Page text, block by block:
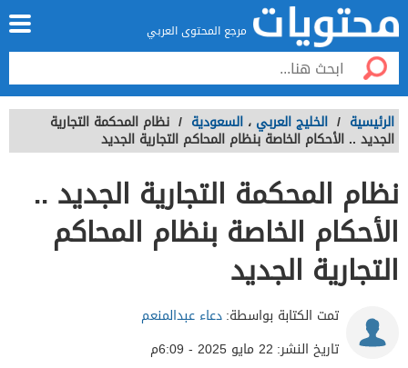
مرجع المحتوى العربي
الرئيسية / الخليج العربي ، السعودية / نظام المحكمة التجارية
الجديد .. الأحكام الخاصة بنظام المحاكم التجارية الجديد
نظام المحكمة التجارية الجديد ..
الأحكام الخاصة بنظام المحاكم
التجارية الجديد
تمت الكتابة بواسطة:دعاء عبدالمنعم
تاريخ النشر: 22 مايو 2025 - 6:09م